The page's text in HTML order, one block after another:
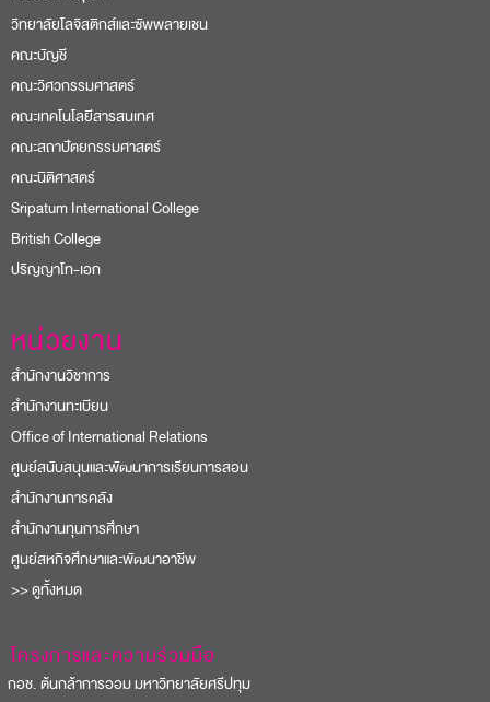
วิทยาลัยโลจิสติกส์และซัพพลายเชน
คณะบัญชี
คณะวิศวกรรมศาสตร์
คณะเทคโนโลยีสารสนเทศ
คณะสถาปัตยกรรมศาสตร์
คณะนิติศาสตร์
Sripatum International College
British College
ปริญญาโท-เอก
หน่วยงาน
สำนักงานวิชาการ
สำนักงานทะเบียน
Office of International Relations
ศูนย์สนับสนุนและพัฒนาการเรียนการสอน
สำนักงานการคลัง
สำนักงานทุนการศึกษา
ศูนย์สหกิจศึกษาและพัฒนาอาชีพ
>> ดูทั้งหมด
โครงการและความร่วมมือ
ช. ต้นกล้าการออม มหาวิทยาลัยศรีปทุม